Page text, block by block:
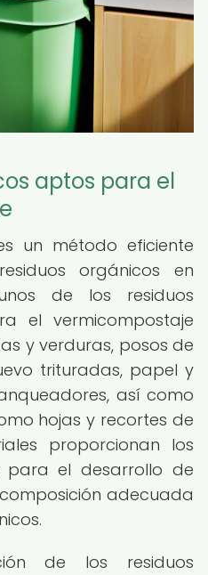
aptos para el
un método eficiente
orgánicos en
de los residuos
el vermicompostaje
y verduras, posos de
trituradas, papel y
así como
hojas y recortes de
proporcionan los
para el desarrollo de
adecuada
de los residuos